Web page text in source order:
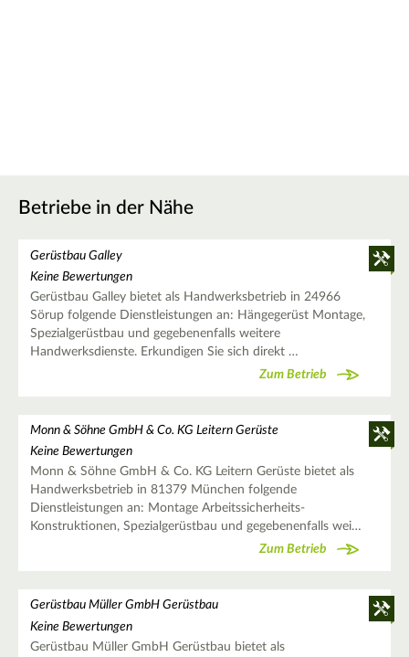
Betriebe in der Nähe
Gerüstbau Galley
Keine Bewertungen
Gerüstbau Galley bietet als Handwerksbetrieb in 24966
Sörup folgende Dienstleistungen an: Hängegerüst Montage,
Spezialgerüstbau und gegebenenfalls weitere
Handwerksdienste. Erkundigen Sie sich direkt …
Zum Betrieb
Monn & Söhne GmbH & Co. KG Leitern Gerüste
Keine Bewertungen
Monn & Söhne GmbH & Co. KG Leitern Gerüste bietet als
Handwerksbetrieb in 81379 München folgende
Dienstleistungen an: Montage Arbeitssicherheits-
Konstruktionen, Spezialgerüstbau und gegebenenfalls wei…
Zum Betrieb
Gerüstbau Müller GmbH Gerüstbau
Keine Bewertungen
Gerüstbau Müller GmbH Gerüstbau bietet als